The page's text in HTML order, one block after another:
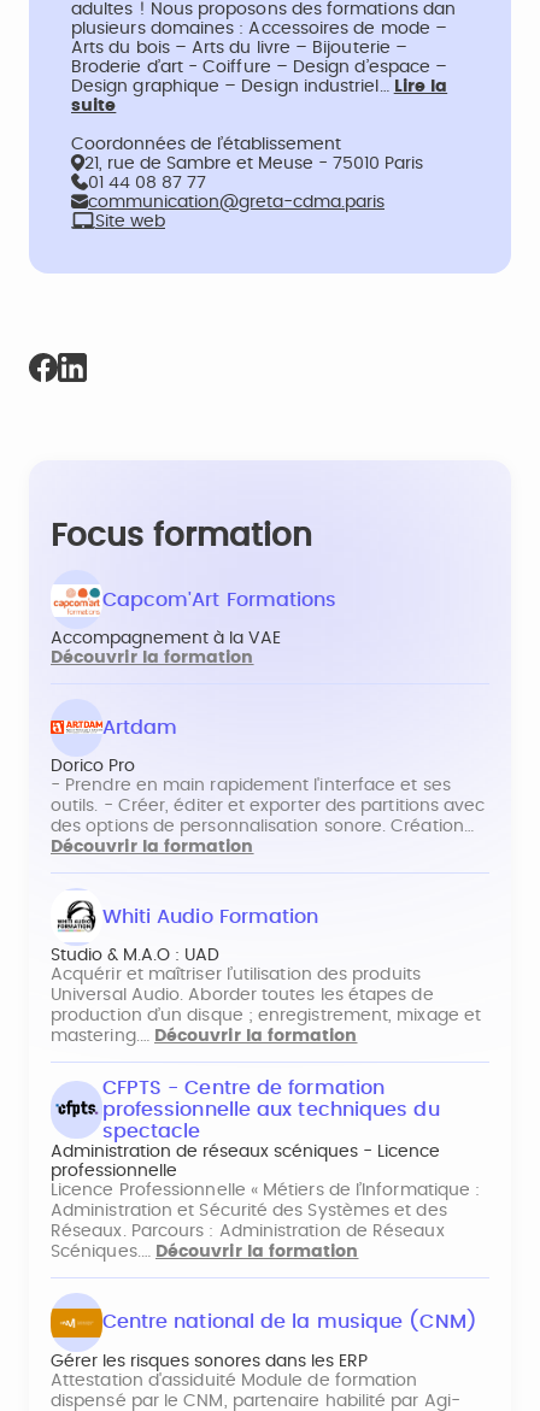
adultes ! Nous proposons des formations dan
plusieurs domaines : Accessoires de mode –
Arts du bois – Arts du livre – Bijouterie –
Broderie d’art - Coiffure – Design d’espace –
Design graphique – Design industriel… Lire la
suite
Coordonnées de l’établissement
21, rue de Sambre et Meuse - 75010 Paris
01 44 08 87 77
communication@greta-cdma.paris
Site web
Focus formation
Capcom'Art Formations
Accompagnement à la VAE
Découvrir la formation
Artdam
Dorico Pro
- Prendre en main rapidement l'interface et ses
outils. - Créer, éditer et exporter des partitions avec
des options de personnalisation sonore. Création…
Découvrir la formation
Whiti Audio Formation
Studio & M.A.O : UAD
Acquérir et maîtriser l’utilisation des produits
Universal Audio. Aborder toutes les étapes de
production d’un disque ; enregistrement, mixage et
mastering.… Découvrir la formation
CFPTS - Centre de formation
professionnelle aux techniques du
spectacle
Administration de réseaux scéniques - Licence
professionnelle
Licence Professionnelle « Métiers de l’Informatique :
Administration et Sécurité des Systèmes et des
Réseaux. Parcours : Administration de Réseaux
Scéniques.… Découvrir la formation
Centre national de la musique (CNM)
Gérer les risques sonores dans les ERP
Attestation d'assiduité Module de formation
dispensé par le CNM, partenaire habilité par Agi-